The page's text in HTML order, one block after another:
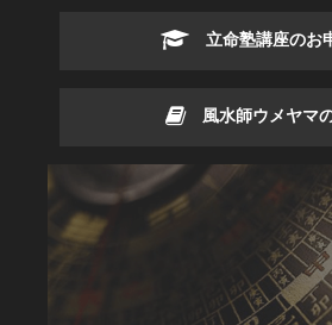
立命塾講座のお
風水師ウメヤマ